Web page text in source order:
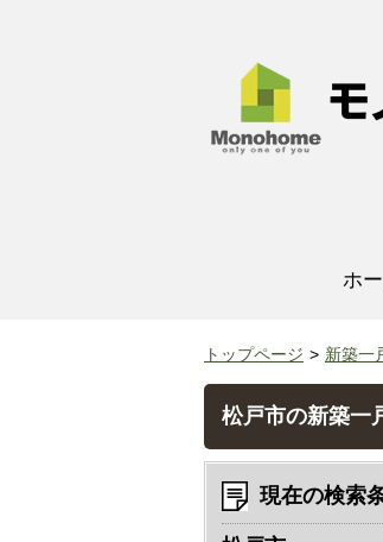
ホ
トップページ 新築一
松戸市の新築一
現在の検索